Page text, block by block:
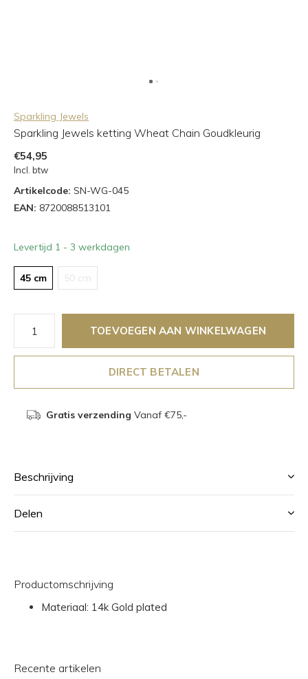
Sparkling Jewels
Sparkling Jewels ketting Wheat Chain Goudkleurig
€54,95
Incl. btw
Artikelcode: SN-WG-045
EAN: 8720088513101
Levertijd 1 - 3 werkdagen
45 cm 50 cm
TOEVOEGEN AAN WINKELWAGEN
DIRECT BETALEN
Gratis verzending Vanaf €75,-
Beschrijving
Delen
Productomschrijving
Materiaal: 14k Gold plated
Recente artikelen